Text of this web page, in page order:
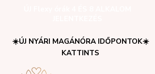
☀️ÚJ NYÁRI MAGÁNÓRA IDŐPONTOK☀️
KATTINTS